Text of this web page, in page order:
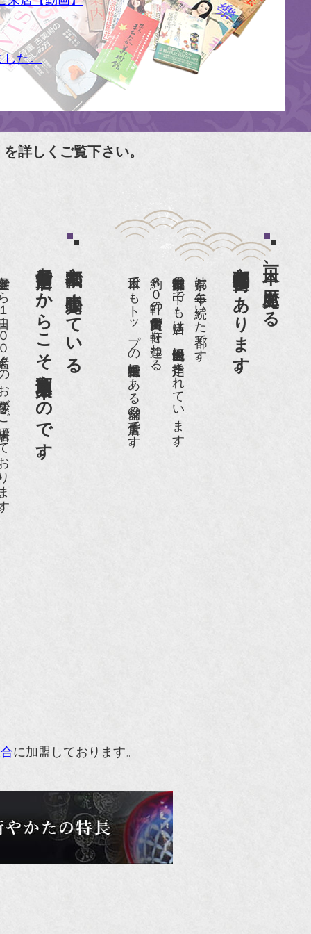
した。
を詳しくご覧下さい。
日本一、歴史ある
京都祇園骨董街にあります。
京都は千年も続いた都です。
京都祇園骨董街の中でも当店は、歴史的保全地区に指定されています。
約８０軒の古美術骨董商が軒を連ねる、
日本でもトップの祇園骨董街にある老舗の骨董店です。
京都祇園で小売販売している
老舗骨董店だからこそ高価買取出来るのです。
ご来店頂いております。
に加盟しております。